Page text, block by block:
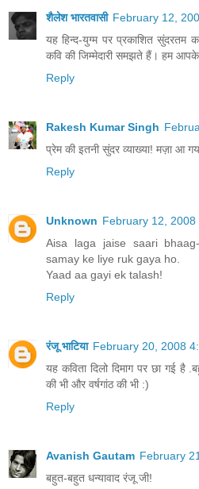
शैलेश भारतवासी February 12,
यह हिन्द-युग्म पर प्रकाशित
कवि की जिम्मेदारी समझते हैं। हम आपके
Reply
Rakesh Kumar Singh
प्रेम की इतनी सुंदर व्याख्या! मज़ा आ
Reply
Unknown February 12, 2008
Aisa laga jaise saari
samay ke liye ruk gaya ho.
Yaad aa gayi ek talash!
Reply
रंजू भाटिया February 20, 2008
यह कविता दिलो दिमाग पर छा गई है
की भी और वर्षगांठ की भी :)
Reply
Avanish Gautam February
बहुत-बहुत धन्यावाद रंजू जी!